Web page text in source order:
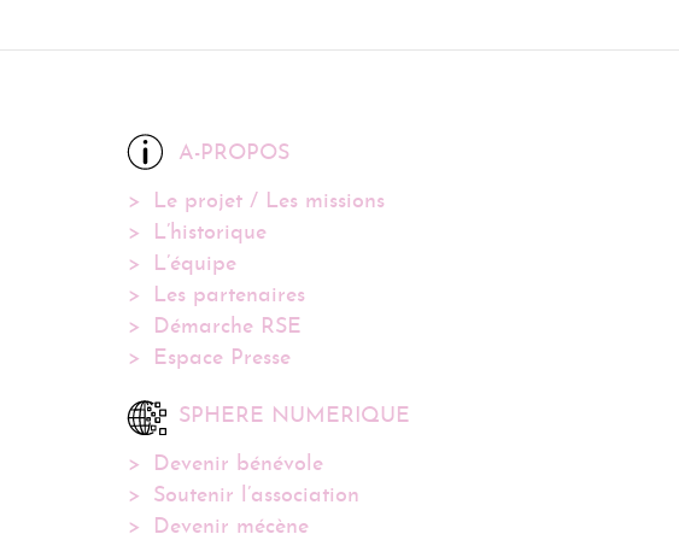
A-PROPOS
Le projet / Les missions
L’historique
L’équipe
Les partenaires
Démarche RSE
Espace Presse
SPHERE NUMERIQUE
Devenir bénévole
Soutenir l’association
Devenir mécène